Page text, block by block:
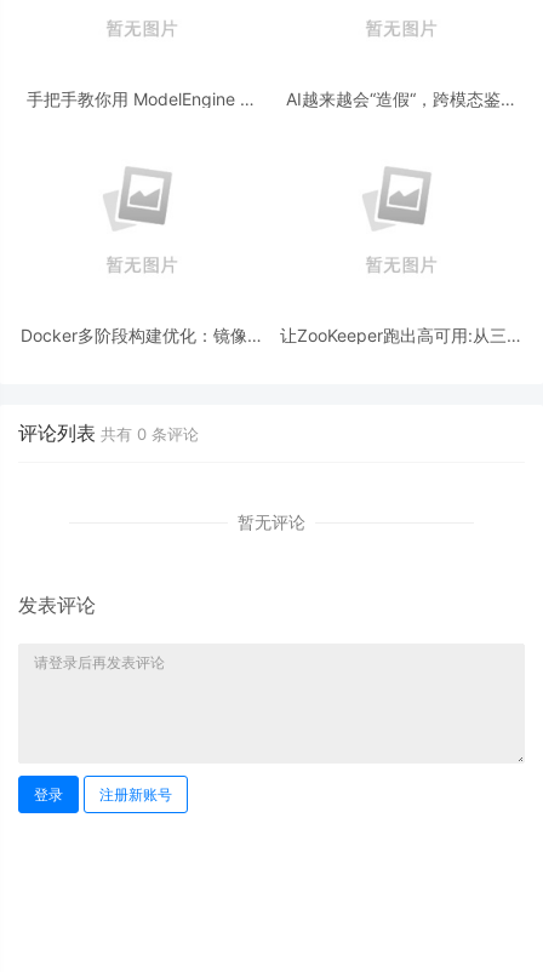
手把手教你用 ModelEngine 打
AI越来越会“造假“，跨模态鉴伪
Docker多阶段构建优化：镜像体
让ZooKeeper跑出高可用:从三节
评论列表 共有 0 条评论
暂无评论
发表评论
登录 注册新账号